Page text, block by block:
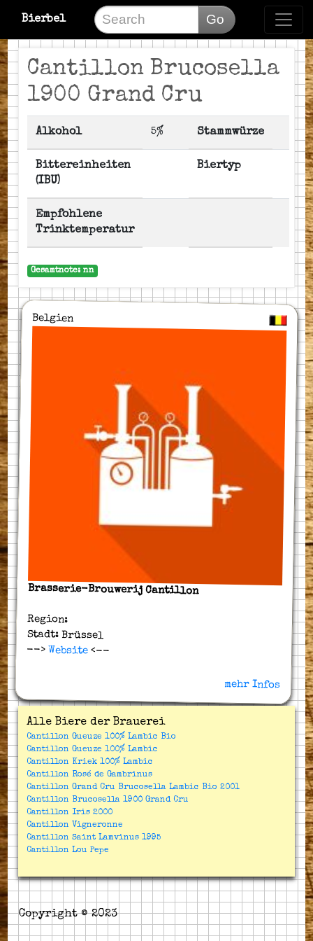
Bierbel Go
Cantillon Brucosella
1900 Grand Cru
Alkohol 5% Stammwürze
Bittereinheiten
(IBU)
Biertyp
Empfohlene
Trinktemperatur
Gesamtnote: nn
Belgien
Brasserie-Brouwerij Cantillon
Region:
Stadt: Brüssel
--> Website <--
mehr Infos
Alle Biere der Brauerei
Cantillon Gueuze 100% Lambic Bio
Cantillon Gueuze 100% Lambic
Cantillon Kriek 100% Lambic
Cantillon Rosé de Gambrinus
Cantillon Grand Cru Brucosella Lambic Bio 2001
Cantillon Brucosella 1900 Grand Cru
Cantillon Iris 2000
Cantillon Vigneronne
Cantillon Saint Lamvinus 1995
Cantillon Lou Pepe
Copyright © 2023